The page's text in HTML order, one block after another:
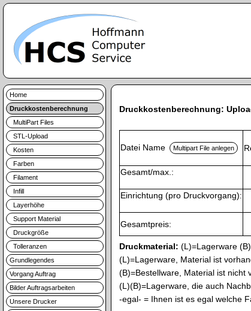
Home
Druckkostenberechnung
MultiPart Files
STL-Upload
Kosten
Farben
Filament
Infill
Layerhöhe
Support Material
Druckgröße
Tolleranzen
Grundlegendes
Vorgang Auftrag
Bilder Auftragsarbeiten
Unsere Drucker
Druckkostenberechnung:
Datei Name
Gesamt/max.:
Einrichtung (pro Druckvorgang):
Gesamtpreis:
Druckmaterial: (L)=Lagerware
(L)=Lagerware, Material ist
(B)=Bestellware, Material ist nicht
(L)(B)=Lagerware, die auch
-egal- = Ihnen ist es egal welche